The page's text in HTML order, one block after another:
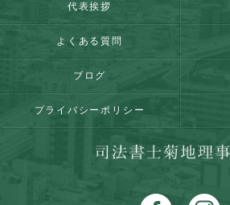
代表挨拶
よくある質問
ブログ
プライバシーポリシー